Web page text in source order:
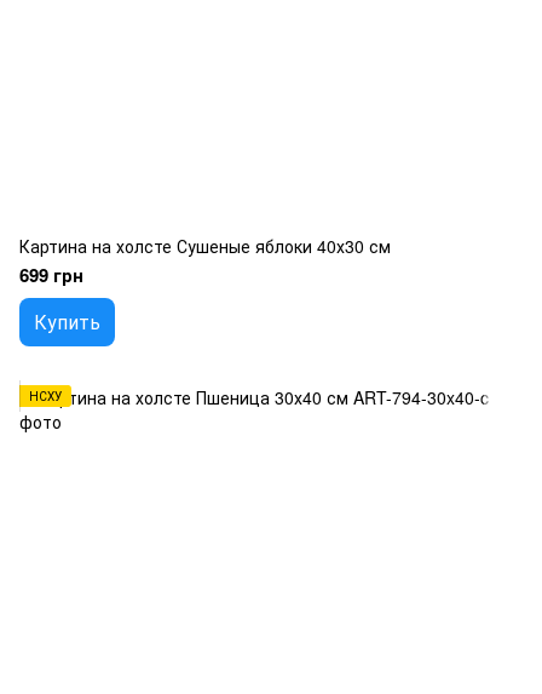
Картина на холсте Сушеные яблоки 40х30 см
699 грн
Купить
НСХУ